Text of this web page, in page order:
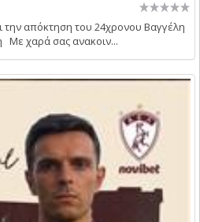
απόκτηση του 24χρονου Βαγγέλη
χαρά σας ανακοιν...